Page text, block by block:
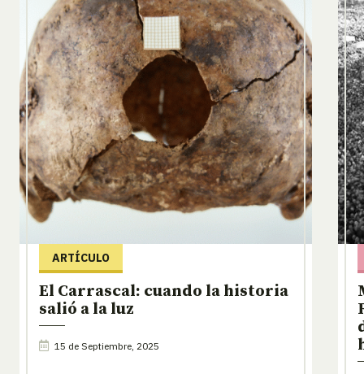
ARTÍCULO
El Carrascal: cuando la historia
salió a la luz
15 de Septiembre, 2025